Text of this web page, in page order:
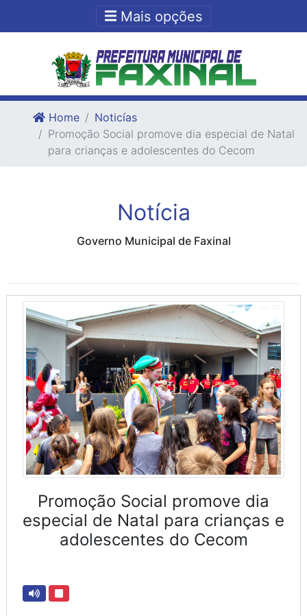
Ir para o fim do conteudo
Mais opções
Home
Noticías
Promoção Social promove dia especial de Natal
para crianças e adolescentes do Cecom
Notícia
Governo Municipal de Faxinal
Promoção Social promove dia
especial de Natal para crianças e
adolescentes do Cecom